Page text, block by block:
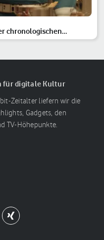
chronologischen
für digitale Kultur
Zeitalter liefern wir die
Gadgets, den
TV-Höhepunkte.